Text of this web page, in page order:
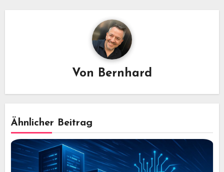
Von Bernhard
Ähnlicher Beitrag